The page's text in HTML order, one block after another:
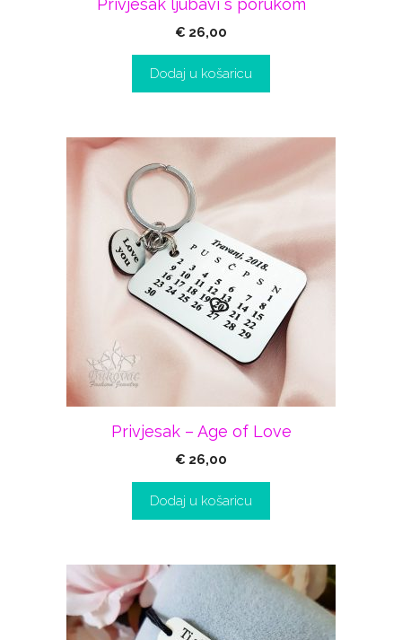
€ 26,00
Dodaj u košaricu
Privjesak – Age of Love
€ 26,00
Dodaj u košaricu